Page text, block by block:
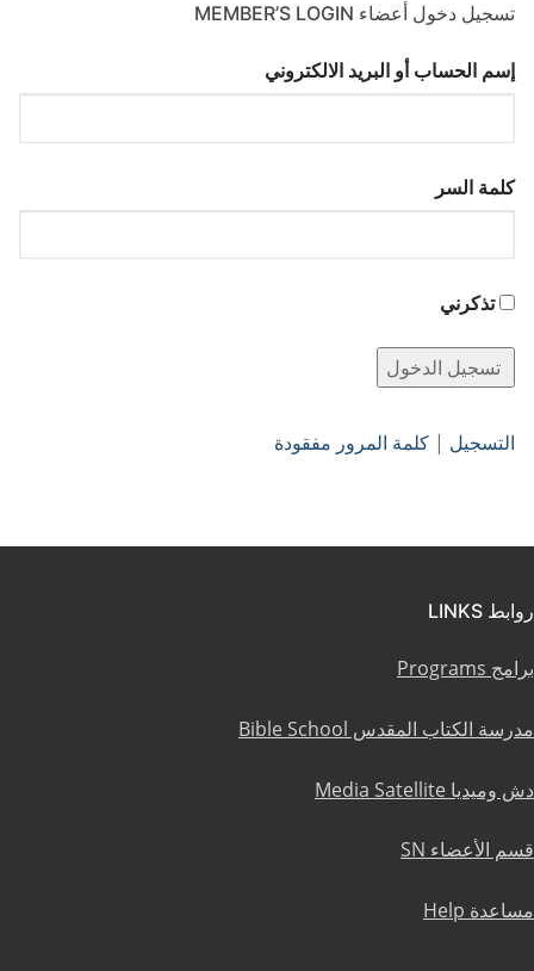
تسجيل دخول أعضاء MEMBER’S LOGIN
إسم الحساب أو البريد الالكتروني
كلمة السر
تذكرني
التسجيل | كلمة المرور مفقودة
روابط LINKS
برامج Programs
مدرسة الكتاب المقدس Bible School
دش وميديا Media Satellite
قسم الأعضاء SN
مساعدة Help